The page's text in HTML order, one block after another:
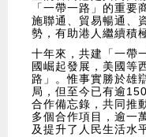
「一帶一路」的重要
施聯通、貿易暢通、
勢，有助港人繼續積
十年來，共建「一帶
國崛起發展，美國等
路」。惟事實勝於雄
局，但至今已有逾
合作備忘錄，共同推
多個合作項目，逾一
及提升了人民生活水